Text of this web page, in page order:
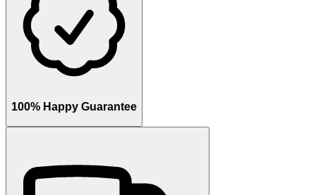
100% Happy Guarantee